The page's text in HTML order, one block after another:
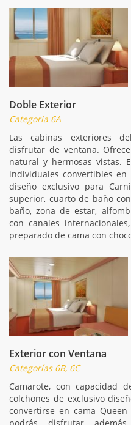
Doble Exterior
Categoría 6A
Las cabinas exteriores
disfrutar de ventana.
natural y hermosas vistas.
individuales convertibles en
diseño exclusivo para
superior, cuarto de baño
baño, zona de estar,
con canales
preparado de cama con
Exterior con Ventana
Categorías 6B, 6C
Camarote, con capacidad
colchones de exclusivo
convertirse en cama